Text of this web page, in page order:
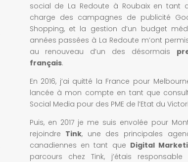
social de La Redoute à Roubaix en tant
charge des campagnes de publicité
Shopping, et la gestion d’un budget
années passées à La Redoute m’ont
au renouveau d’un des désormais
français.
En 2016, j’ai quitté la France pour
lancée à mon compte en tant que
Social Media pour des PME de l’Etat du
Puis, en 2017 je me suis envolée pour
rejoindre Tink, une des principales
canadiennes en tant que Digital
parcours chez Tink, j’étais